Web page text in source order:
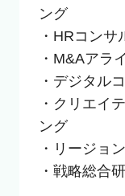
ング
・HRコンサ
・M&Aアラ
・デジタル
・クリエイ
ング
・リージョ
・戦略総合